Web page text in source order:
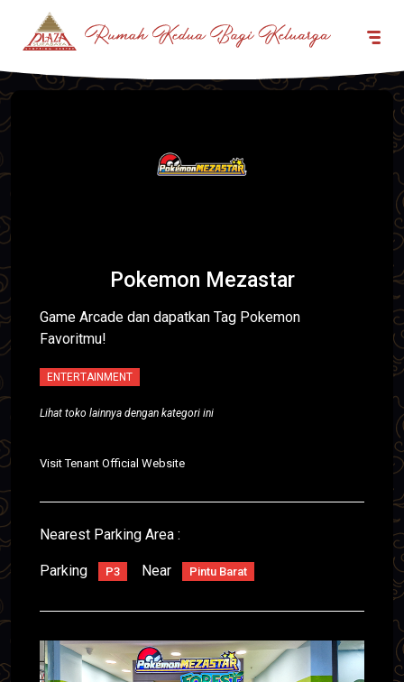
Pokemon Mezastar
Game Arcade dan dapatkan Tag Pokemon
Favoritmu!
ENTERTAINMENT
Lihat toko lainnya dengan kategori ini
Visit Tenant Official Website
Nearest Parking Area :
Parking P3 Near Pintu Barat